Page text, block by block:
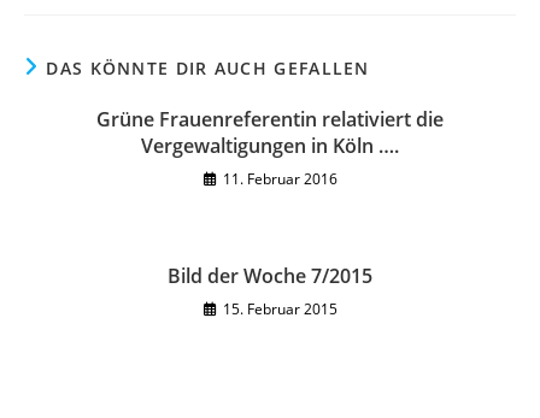
DAS KÖNNTE DIR AUCH GEFALLEN
Grüne Frauenreferentin relativiert die
Vergewaltigungen in Köln ….
11. Februar 2016
Bild der Woche 7/2015
15. Februar 2015